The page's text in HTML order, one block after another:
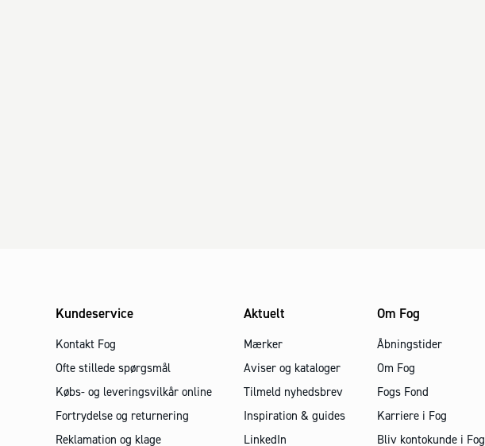
Kundeservice
Kontakt Fog
Ofte stillede spørgsmål
Købs- og leveringsvilkår online
Fortrydelse og returnering
Reklamation og klage
Aktuelt
Mærker
Aviser og kataloger
Tilmeld nyhedsbrev
Inspiration & guides
LinkedIn
Om Fog
Åbningstider
Om Fog
Fogs Fond
Karriere i Fog
Bliv kontokunde i Fog